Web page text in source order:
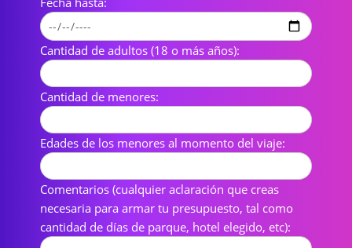
Cantidad de adultos (18 o más años):
Cantidad de menores:
Edades de los menores al momento del viaje:
Comentarios (cualquier aclaración que creas
necesaria para armar tu presupuesto, tal como
cantidad de días de parque, hotel elegido, etc):